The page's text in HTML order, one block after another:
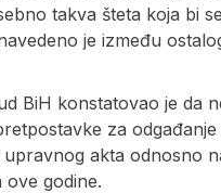
takva šteta koja bi
je između
BiH konstatovao je da
za odgađanje
akta odnosno
ove godine.